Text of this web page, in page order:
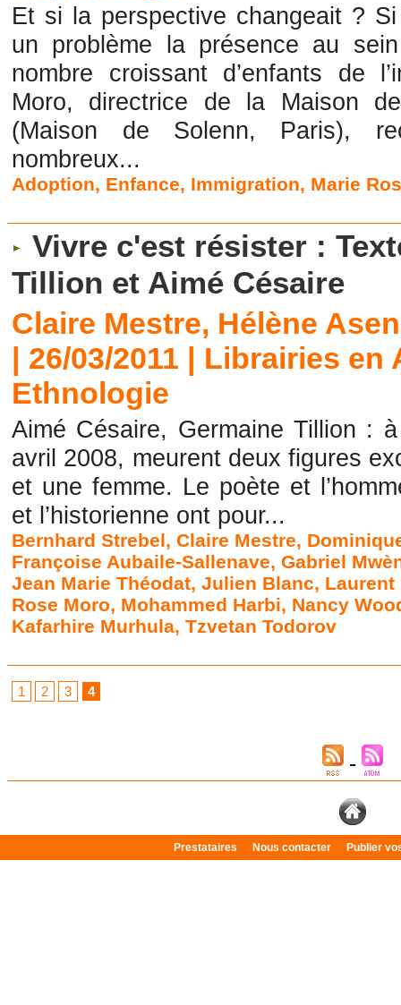
Et si la perspective changeait ?
un problème la présence au
nombre croissant d’enfants de
Moro, directrice de la Maison
(Maison de Solenn, Paris),
nombreux...
Adoption, Enfance, Immigration, Marie
Vivre c'est résister :
Tillion et Aimé Césaire
Claire Mestre, Hélène
| 26/03/2011 | Librairies en
Ethnologie
Aimé Césaire, Germaine Tillion :
avril 2008, meurent deux figures
et une femme. Le poète et
et l’historienne ont pour...
Bernhard Strebel,Claire Mestre,
Françoise Aubaile-Sallenave,Gabriel
Jean Marie Théodat,Julien Blanc, Laurent
Rose Moro, Mohammed Harbi, Nancy
Kafarhire Murhula,Tzvetan Todorov
1 2 3 4
Prestataires Nous contacter Publier